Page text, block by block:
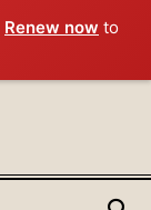
Renew now to